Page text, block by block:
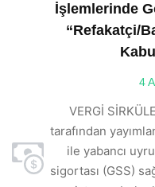
İşlemlerinde
“Refakatçi/
4
VERGİ
tarafından
ile yabancı
sigortası (GSS)